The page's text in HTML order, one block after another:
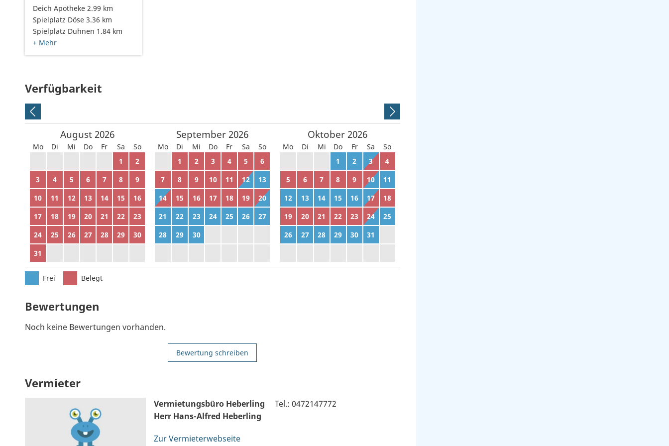
Deich Apotheke 2.99 km
Spielplatz Döse 3.36 km
Spielplatz Duhnen 1.84 km
+ Mehr
Verfügbarkeit
August 2026
Mo Di Mi Do Fr Sa
So
1
2
3
4 5 6 7 8
9
10
11 12 13 14 15
16
17
18 19 20 21 22
23
24
25 26 27 28 29
30
31
September 2026
Mo Di Mi Do Fr Sa
So
1 2 3 4 5
6
7
8 9 10 11 12
13
14
15 16 17 18 19
20
21
22 23 24 25 26
27
28
29 30
Oktober 2026
Mo Di Mi Do Fr Sa
So
1 2 3
4
5
6 7 8 9 10
11
12
13 14 15 16 17
18
19
20 21 22 23 24
25
26
27 28 29 30 31
Frei Belegt
Bewertungen
Noch keine Bewertungen vorhanden.
Bewertung schreiben
Vermieter
Vermietungsbüro Heberling
Herr Hans-Alfred Heberling
Zur Vermieterwebseite
Tel.: 0472147772